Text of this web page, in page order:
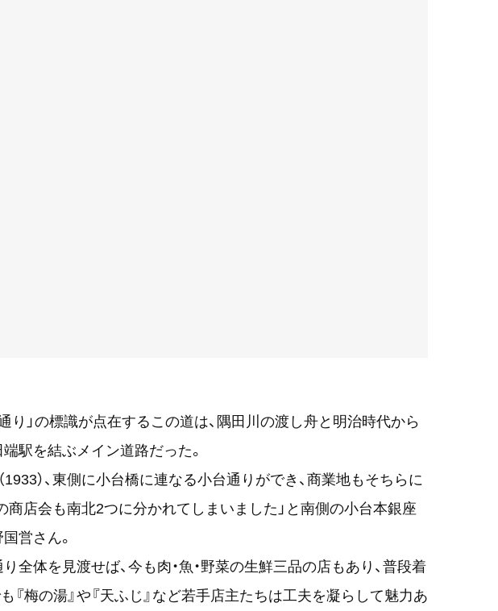
通り」の標識が点在するこの道は、隅田川の渡し舟と明治時代から
駅を結ぶメイン道路だった。
1933）、東側に小台橋に連なる小台通りができ、商業地もそちらに
商店会も南北2つに分かれてしまいました」と南側の小台本銀座
営さん。
全体を見渡せば、今も肉・魚・野菜の生鮮三品の店もあり、普段着
『梅の湯』や『天ふじ』など若手店主たちは工夫を凝らして魅力あ